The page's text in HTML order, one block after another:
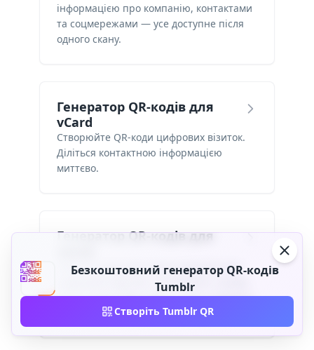
інформацією про компанію, контактами
та соцмережами — усе доступне після
одного скану.
Генератор QR-кодів для
vCard
Створюйте QR-коди цифрових візиток.
Діліться контактною інформацією
миттєво.
Генератор QR-кодів для
Замініть друковані меню динамічною
цифровою версією. Оновлюйте страви,
ціни та акції будь-коли — гості сканують
і переглядають меню на телефоні.
Безкоштовний генератор QR-кодів
Tumblr
Створіть Tumblr QR